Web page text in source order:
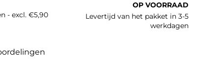
- excl. €5,90
OP VOORRAAD
Levertijd van het pakket in 3-5
werkdagen